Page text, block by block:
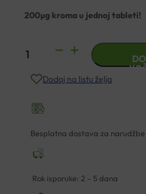
200µg kroma u jednoj tableti!
KROM
A60
količina
Dodaj na listu želja
Besplatna dostava za
Rok isporuke: 2 – 5 dana